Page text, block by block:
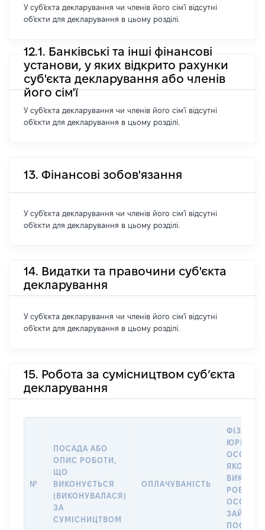
У суб'єкта декларування чи членів його сім'ї відсутні
об'єкти для декларування в цьому розділі.
12.1. Банківські та інші фінансові
установи, у яких відкрито рахунки
суб'єкта декларування або членів
його сім'ї
У суб'єкта декларування чи членів його сім'ї відсутні
об'єкти для декларування в цьому розділі.
13. Фінансові зобов'язання
У суб'єкта декларування чи членів його сім'ї відсутні
об'єкти для декларування в цьому розділі.
14. Видатки та правочини суб'єкта
декларування
У суб'єкта декларування чи членів його сім'ї відсутні
об'єкти для декларування в цьому розділі.
15. Робота за сумісництвом суб’єкта
декларування
№
ПОСАДА АБО
ОПИС РОБОТИ,
ЩО
ВИКОНУЄТЬСЯ
(ВИКОНУВАЛАСЯ)
ЗА
СУМІСНИЦТВОМ
ОПЛАЧУВАНІСТЬ
ОСОБА,
ЯКОЇ
РОБОТА
ОСОБА
ПОСАДУ